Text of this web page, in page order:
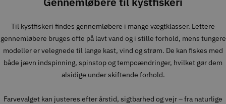
Til kystfiskeri findes gennemløbere i mange vægtklasser. Lettere
gennemløbere bruges ofte på lavt vand og i stille forhold, mens tungere
modeller er velegnede til lange kast, vind og strøm. De kan fiskes med
både jævn indspinning, spinstop og tempoændringer, hvilket gør dem
alsidige under skiftende forhold.
Farvevalget kan justeres efter årstid, sigtbarhed og vejr – fra naturlige